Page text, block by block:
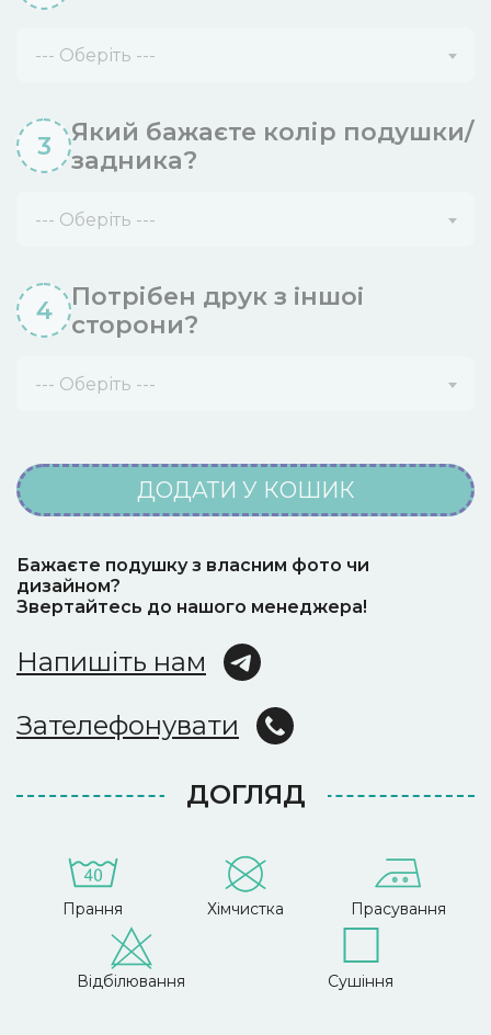
--- Оберіть ---
3
Який бажаєте колір подушки/
задника?
--- Оберіть ---
4
Потрібен друк з iншоi
сторони?
--- Оберіть ---
ДОДАТИ У КОШИК
Бажаєте подушку з власним фото чи
дизайном?
Звертайтесь до нашого менеджера!
Напишіть нам
Зателефонувати
ДОГЛЯД
Прання Хімчистка Прасування
Відбілювання Сушіння